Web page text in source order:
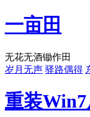
一亩田
无花无酒锄作田
岁月无声 驿路偶得
重装